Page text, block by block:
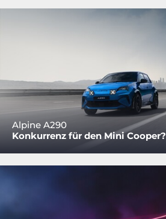
Alpine A290
Konkurrenz für den Mini Cooper?